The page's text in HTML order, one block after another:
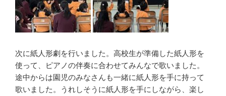
次に紙人形劇を行いました。高校生が準備した紙人形を
使って、ピアノの伴奏に合わせてみんなで歌いました。
途中からは園児のみなさんも一緒に紙人形を手に持って
歌いました。うれしそうに紙人形を手にしながら、楽し